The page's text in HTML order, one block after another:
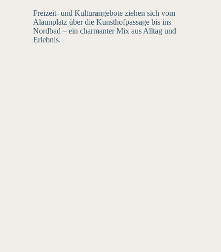
Freizeit- und Kulturangebote ziehen sich vom
Alaunplatz über die Kunsthofpassage bis ins
Nordbad – ein charmanter Mix aus Alltag und
Erlebnis.